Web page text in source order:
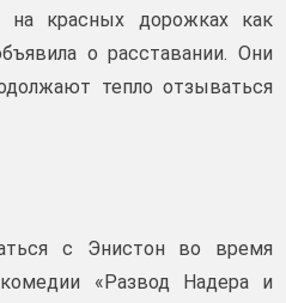
на красных дорожках как
о расставании. Они
тепло отзываться
с Энистон во время
«Развод Надера и